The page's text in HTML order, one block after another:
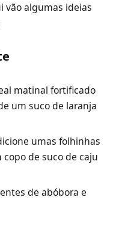
vão algumas ideias
matinal fortificado
um suco de laranja
umas folhinhas
de suco de caju
de abóbora e